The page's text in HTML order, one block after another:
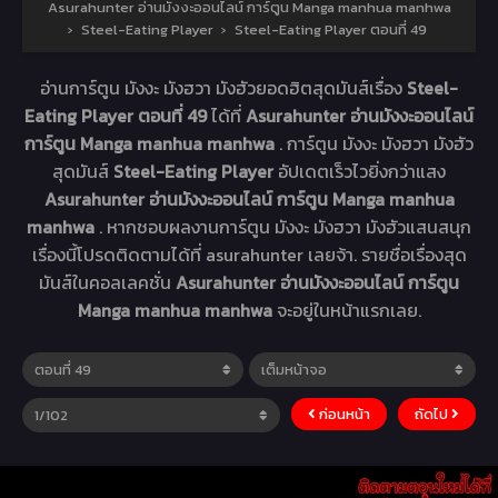
Asurahunter อ่านมังงะออนไลน์ การ์ตูน Manga manhua manhwa
› Steel-Eating Player › Steel-Eating Player ตอนที่ 49
อ่านการ์ตูน มังงะ มังฮวา มังฮัวยอดฮิตสุดมันส์เรื่อง Steel-
Eating Player ตอนที่ 49ได้ที่Asurahunter อ่านมังงะออนไลน์
การ์ตูน Manga manhua manhwa . การ์ตูน มังงะ มังฮวา มังฮัว
สุดมันส์ Steel-Eating Player อัปเดตเร็วไวยิ่งกว่าแสง
Asurahunter อ่านมังงะออนไลน์ การ์ตูน Manga manhua
manhwa . หากชอบผลงานการ์ตูน มังงะ มังฮวา มังฮัวแสนสนุก
เรื่องนี้โปรดติดตามได้ที่ asurahunter เลยจ้า. รายชื่อเรื่องสุด
มันส์ในคอลเลคชั่น Asurahunter อ่านมังงะออนไลน์ การ์ตูน
Manga manhua manhwa จะอยู่ในหน้าแรกเลย.
ก่อนหน้า ถัดไป